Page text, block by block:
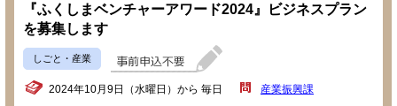
『ふくしまベンチャーアワード2024』ビジネスプラン
を募集します
しごと・産業
2024年10月9日（水曜日）から 毎日 産業振興課